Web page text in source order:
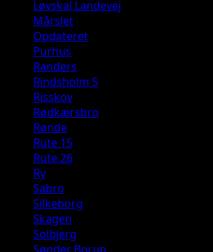
Løvskal Landevej
Mårslet
Opdateret
Purhus
Randers
Rindsholm S
Risskov
Rødkærsbro
Rønde
Rute 15
Rute 26
Ry
Sabro
Silkeborg
Skagen
Solbjerg